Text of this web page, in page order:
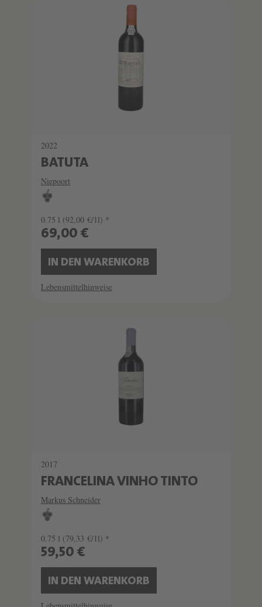
2022
BATUTA
Niepoort
0.75 l (92,00 €/1l) *
69,00 €
IN DEN WARENKORB
Lebensmittelhinweise
2017
FRANCELINA VINHO TINTO
Markus Schneider
0.75 l (79,33 €/1l) *
59,50 €
IN DEN WARENKORB